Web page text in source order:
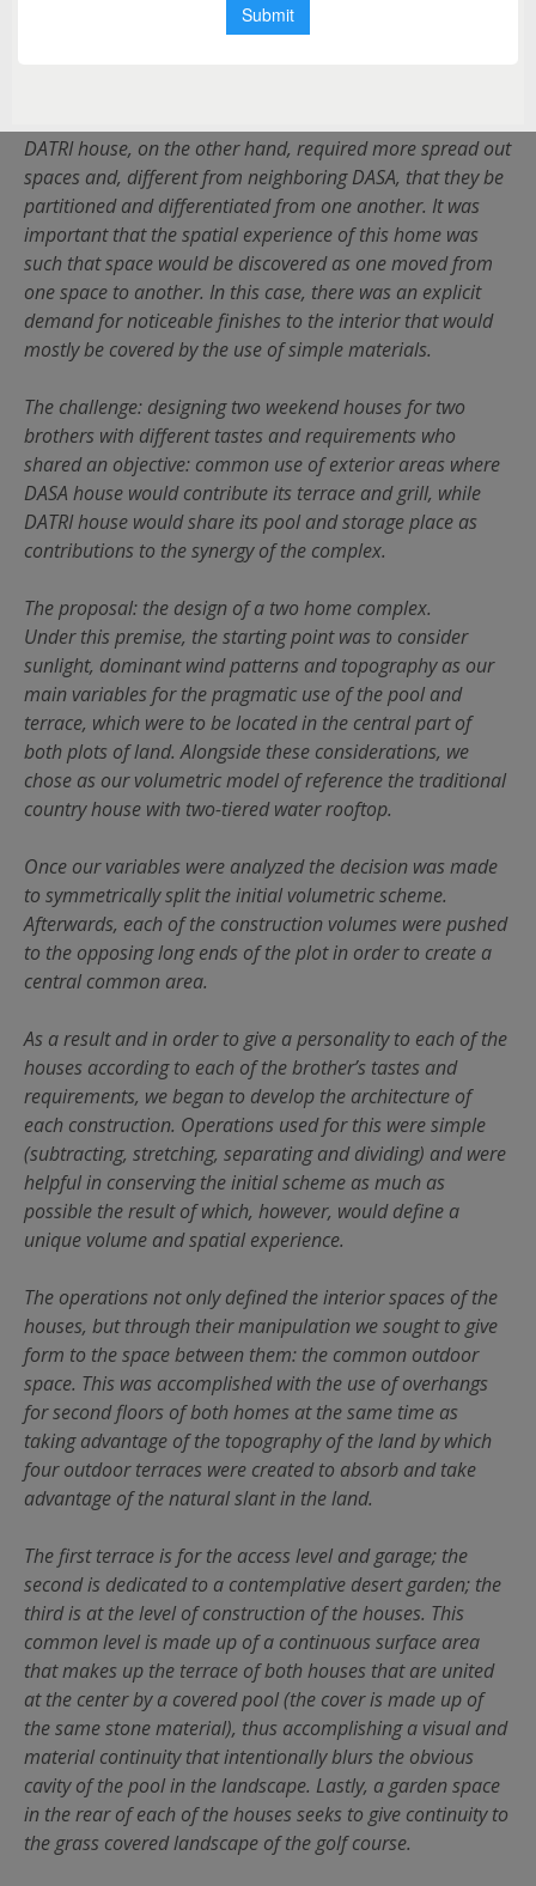
the home. The materials used were to be minimal and
DATRI house, on the other hand, required more spread out
spaces and, different from neighboring DASA, that they be
partitioned and differentiated from one another. It was
important that the spatial experience of this home was
such that space would be discovered as one moved from
one space to another. In this case, there was an explicit
demand for noticeable finishes to the interior that would
mostly be covered by the use of simple materials.
The challenge: designing two weekend houses for two
brothers with different tastes and requirements who
shared an objective: common use of exterior areas where
DASA house would contribute its terrace and grill, while
DATRI house would share its pool and storage place as
contributions to the synergy of the complex.
The proposal: the design of a two home complex.
Under this premise, the starting point was to consider
sunlight, dominant wind patterns and topography as our
main variables for the pragmatic use of the pool and
terrace, which were to be located in the central part of
both plots of land. Alongside these considerations, we
chose as our volumetric model of reference the traditional
country house with two-tiered water rooftop.
Once our variables were analyzed the decision was made
to symmetrically split the initial volumetric scheme.
Afterwards, each of the construction volumes were pushed
to the opposing long ends of the plot in order to create a
central common area.
As a result and in order to give a personality to each of the
houses according to each of the brother’s tastes and
requirements, we began to develop the architecture of
each construction. Operations used for this were simple
(subtracting, stretching, separating and dividing) and were
helpful in conserving the initial scheme as much as
possible the result of which, however, would define a
unique volume and spatial experience.
The operations not only defined the interior spaces of the
houses, but through their manipulation we sought to give
form to the space between them: the common outdoor
space. This was accomplished with the use of overhangs
for second floors of both homes at the same time as
taking advantage of the topography of the land by which
four outdoor terraces were created to absorb and take
advantage of the natural slant in the land.
The first terrace is for the access level and garage; the
second is dedicated to a contemplative desert garden; the
third is at the level of construction of the houses. This
common level is made up of a continuous surface area
that makes up the terrace of both houses that are united
at the center by a covered pool (the cover is made up of
the same stone material), thus accomplishing a visual and
material continuity that intentionally blurs the obvious
cavity of the pool in the landscape. Lastly, a garden space
in the rear of each of the houses seeks to give continuity to
the grass covered landscape of the golf course.